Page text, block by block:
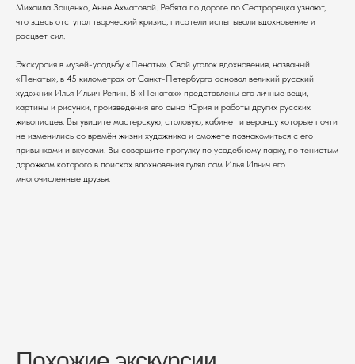
Михаила Зощенко, Анне Ахматовой. Ребята по дороге до Сестрорецка узнают,
что здесь отступал творческий кризис, писатели испытывали вдохновение и
расцвет сил.
Экскурсия в музей-усадьбу «Пенаты». Свой уголок вдохновения, названый
«Пенаты», в 45 километрах от Санкт-Петербурга основал великий русский
художник Илья Ильич Репин. В «Пенатах» представлены его личные вещи,
картины и рисунки, произведения его сына Юрия и работы других русских
живописцев. Вы увидите мастерскую, столовую, кабинет и веранду которые почти
не изменились со времён жизни художника и сможете познакомиться с его
привычками и вкусами. Вы совершите прогулку по усадебному парку, по тенистым
дорожкам которого в поисках вдохновения гулял сам Илья Ильич его
многочисленные друзья.